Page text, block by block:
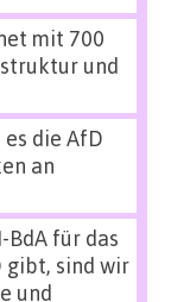
mit 700
und
es die AfD
an
BdA für das
gibt, sind wir
und